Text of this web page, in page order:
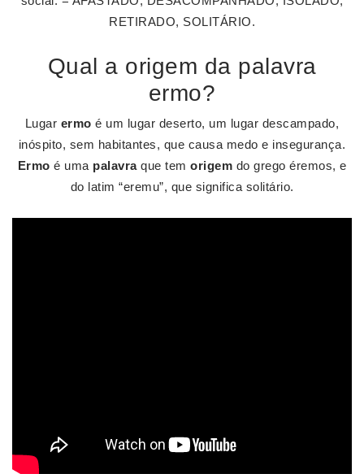
RETIRADO, SOLITÁRIO.
Qual a origem da palavra
ermo?
Lugar ermo é um lugar deserto, um lugar descampado,
inóspito, sem habitantes, que causa medo e insegurança.
Ermo é uma palavraque tem origem do grego éremos, e
do latim “eremu”, que significa solitário.